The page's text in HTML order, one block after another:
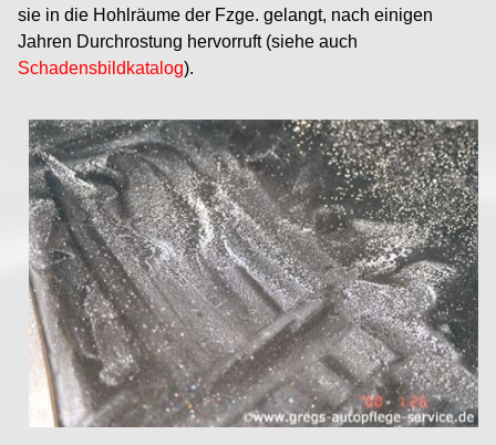
sie in die Hohlräume der Fzge. gelangt, nach einigen
Jahren Durchrostung hervorruft (siehe auch
Schadensbildkatalog).